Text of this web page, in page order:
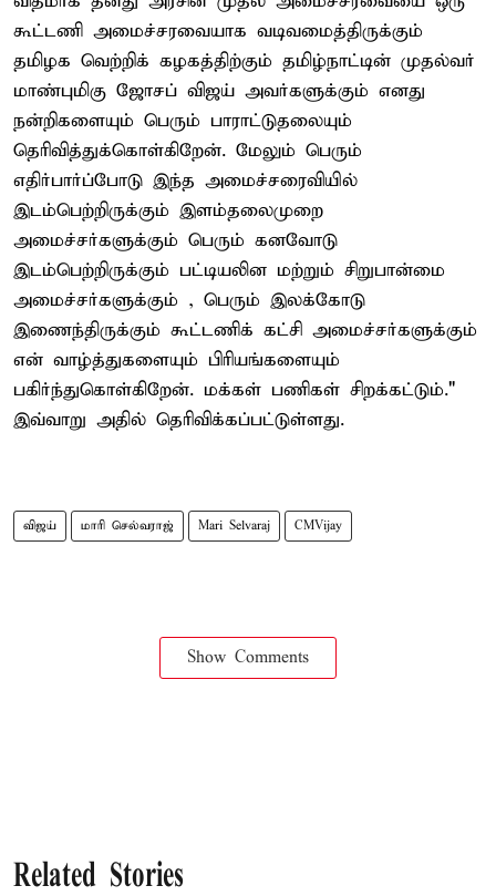
கூட்டணி அமைச்சரவையாக வடிவமைத்திருக்கும்
தமிழக வெற்றிக் கழகத்திற்கும் தமிழ்நாட்டின் முதல்வர்
மாண்புமிகு ஜோசப் விஜய் அவர்களுக்கும் எனது
நன்றிகளையும் பெரும் பாராட்டுதலையும்
தெரிவித்துக்கொள்கிறேன். மேலும் பெரும்
எதிர்பார்ப்போடு இந்த அமைச்சரைவியில்
இடம்பெற்றிருக்கும் இளம்தலைமுறை
அமைச்சர்களுக்கும் பெரும் கனவோடு
இடம்பெற்றிருக்கும் பட்டியலின மற்றும் சிறுபான்மை
அமைச்சர்களுக்கும் , பெரும் இலக்கோடு
இணைந்திருக்கும் கூட்டணிக் கட்சி அமைச்சர்களுக்கும்
என் வாழ்த்துகளையும் பிரியங்களையும்
பகிர்ந்துகொள்கிறேன். மக்கள் பணிகள் சிறக்கட்டும்."
இவ்வாறு அதில் தெரிவிக்கப்பட்டுள்ளது.
விஜய் மாரி செல்வராஜ் Mari Selvaraj CMVijay
Show Comments
Related Stories